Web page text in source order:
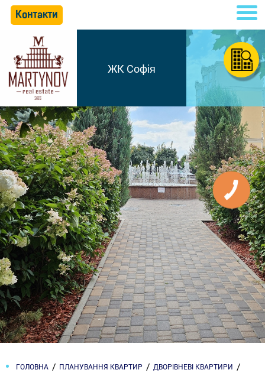
Контакти
ЖК Софія
ГОЛОВНА ПЛАНУВАННЯ КВАРТИР
ДВОРІВНЕВІ КВАРТИРИ